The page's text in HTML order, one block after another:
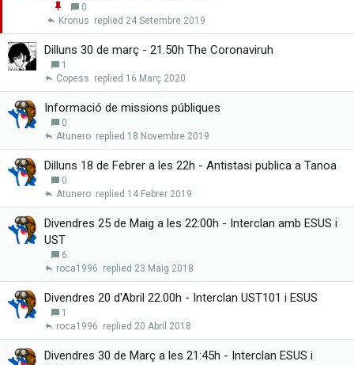
n
g
n
x
a
r
0
24 Setembre 2019
Kronus
Dilluns 30 de març - 21.50h The Coronaviruh
1
16 Març 2020
Copess
Informació de missions públiques
0
18 Novembre 2019
Atunero
Dilluns 18 de Febrer a les 22h - Antistasi publica a Tanoa
0
14 Febrer 2019
Atunero
Divendres 25 de Maig a les 22:00h - Interclan amb ESUS i
UST
6
23 Maig 2018
roca1996
Divendres 20 d'Abril 22.00h - Interclan UST101 i ESUS
1
20 Abril 2018
roca1996
Divendres 30 de Març a les 21:45h - Interclan ESUS i